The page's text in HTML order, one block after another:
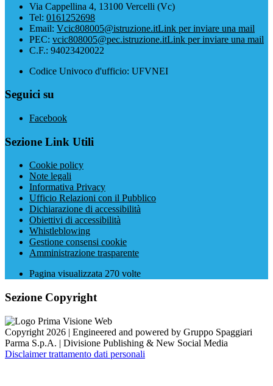
Via Cappellina 4, 13100 Vercelli (Vc)
Tel: 0161252698
Email: Vcic808005@istruzione.itLink per inviare una mail
PEC: vcic808005@pec.istruzione.itLink per inviare una mail
C.F.: 94023420022
Codice Univoco d'ufficio: UFVNEI
Seguici su
Facebook
Sezione Link Utili
Cookie policy
Note legali
Informativa Privacy
Ufficio Relazioni con il Pubblico
Dichiarazione di accessibilità
Obiettivi di accessibilità
Whistleblowing
Gestione consensi cookie
Amministrazione trasparente
Pagina visualizzata 270 volte
Sezione Copyright
Copyright 2026 | Engineered and powered by Gruppo Spaggiari
Parma S.p.A. | Divisione Publishing & New Social Media
Disclaimer trattamento dati personali